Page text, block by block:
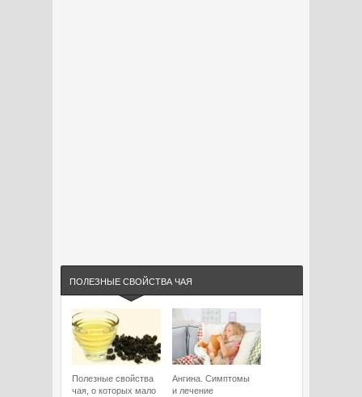
ПОЛЕЗНЫЕ СВОЙСТВА ЧАЯ
Полезные свойства
чая, о которых мало
Ангина. Симптомы
и лечение